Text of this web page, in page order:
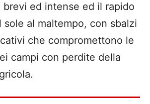
ed intense ed il rapido
sole al maltempo, con sbalzi
che compromettono le
campi con perdite della